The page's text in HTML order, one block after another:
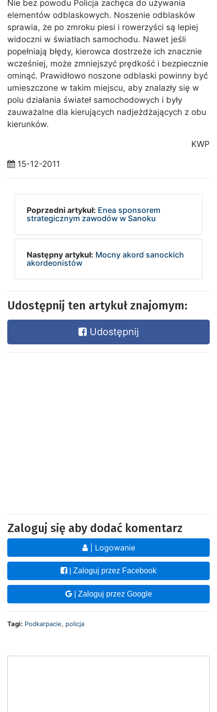
Nie bez powodu Policja zachęca do używania
elementów odblaskowych. Noszenie odblasków
sprawia, że po zmroku piesi i rowerzyści są lepiej
widoczni w światłach samochodu. Nawet jeśli
popełniają błędy, kierowca dostrzeże ich znacznie
wcześniej, może zmniejszyć prędkość i bezpiecznie
ominąć. Prawidłowo noszone odblaski powinny być
umieszczone w takim miejscu, aby znalazły się w
polu działania świateł samochodowych i były
zauważalne dla kierujących nadjeżdżających z obu
kierunków.
KWP
15-12-2011
Poprzedni artykuł: Enea sponsorem
strategicznym zawodów w Sanoku
Następny artykuł: Mocny akord sanockich
akordeonistów
Udostępnij ten artykuł znajomym:
Udostępnij
Zaloguj się aby dodać komentarz
| Logowanie
| Zaloguj przez Facebook
| Zaloguj przez Google
Tagi: Podkarpacie, policja